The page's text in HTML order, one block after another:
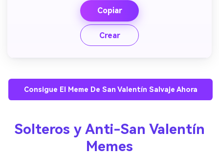
Copiar
Crear
Consigue El Meme De San Valentín Salvaje Ahora
Solteros y Anti-San Valentín
Memes